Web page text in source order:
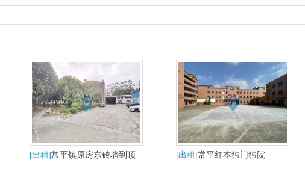
[出租]常平镇原房东砖墙到顶
带消防喷淋实际面积租金便宜
[出租]常平红本独门独院
10800平方电630精装修办公